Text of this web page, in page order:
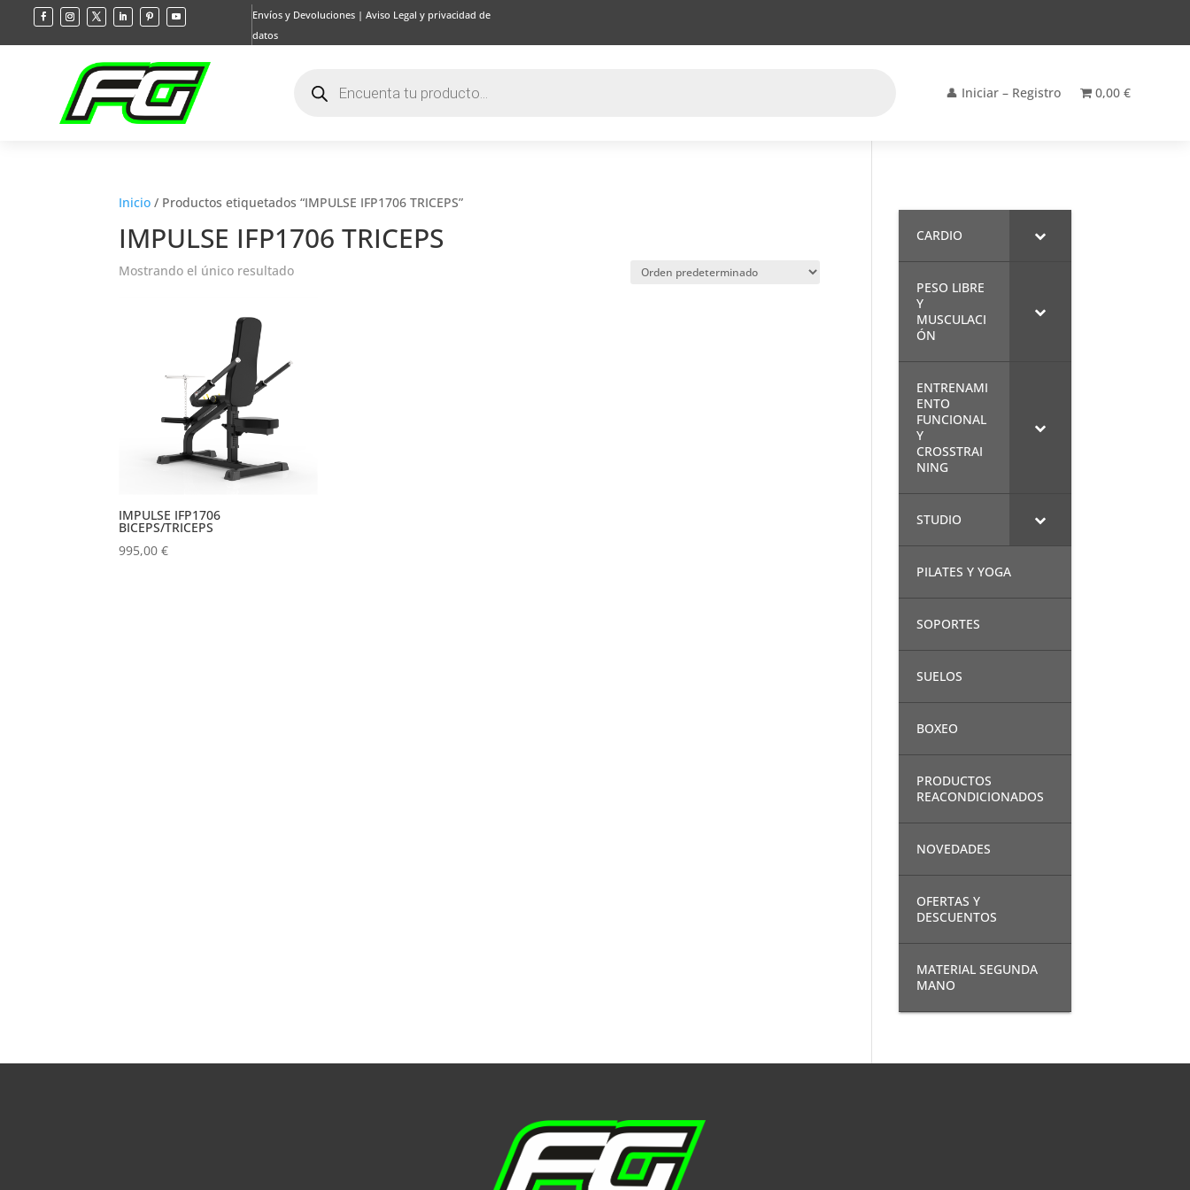
Envíos y Devoluciones| Aviso Legal y privacidad de
datos
productos 👤 Iniciar – Registro 0,00 €
Inicio / Productos etiquetados “IMPULSE IFP1706 TRICEPS”
IMPULSE IFP1706 TRICEPS
Mostrando el único resultado
IMPULSE IFP1706
BICEPS/TRICEPS
995,00€
CARDIO
PESO LIBRE
Y
MUSCULACI
ÓN
ENTRENAMI
ENTO
FUNCIONAL
Y
CROSSTRAI
NING
STUDIO
PILATES Y YOGA
SOPORTES
SUELOS
BOXEO
PRODUCTOS
REACONDICIONADOS
NOVEDADES
OFERTAS Y
DESCUENTOS
MATERIAL SEGUNDA
MANO